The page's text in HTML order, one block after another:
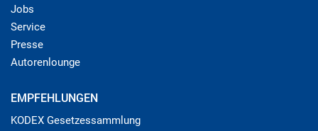
Jobs
Service
Presse
Autorenlounge
EMPFEHLUNGEN
KODEX Gesetzessammlung